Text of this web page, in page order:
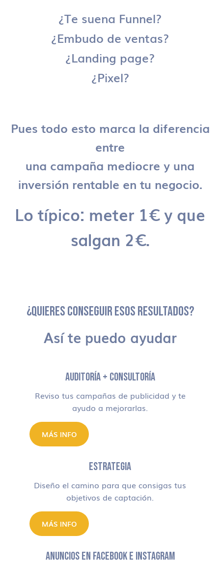
¿Te suena Funnel?
¿Embudo de ventas?
¿Landing page?
¿Pixel?
Pues todo esto marca la diferencia
entre
una campaña mediocre y una
inversión rentable en tu negocio.
Lo típico: meter 1€ y que
salgan 2€.
¿QUIERES CONSEGUIR ESOS RESULTADOS?
Así te puedo ayudar
AUDITORÍA + CONSULTORÍA
Reviso tus campañas de publicidad y te
ayudo a mejorarlas.
MÁS INFO
ESTRATEGIA
Diseño el camino para que consigas tus
objetivos de captación.
MÁS INFO
ANUNCIOS EN FACEBOOK E INSTAGRAM